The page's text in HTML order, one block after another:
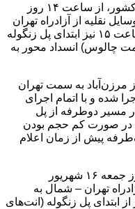
بر اساس اعلام مرکز مدیریت راه‌های کشور، از ساعت ۱۴ روز
وسایل نقلیه از آزادراه تهران
– شمال به مقصد چالوس انجام و از ساعت ۱۵ نیز ابتدای پل زنگوله
چالوس) انسداد محور به
از سویی محدودیت تردد از ساعت ۱۷ از مرزن‌آباد به سمت تهران
شده و با اتمام اجرای
نقلیه در مسیر دوطرفه از پل
در صورت کم حجم بودن
پیش از زمان اعلام
بر اساس این گزارش، از ساعت ۱۱ روز جمعه ۱۶ شهریور
تهران – شمال به
انجام و از ساعت ۱۲ نیز از ابتدای پل زنگوله (انت‌های